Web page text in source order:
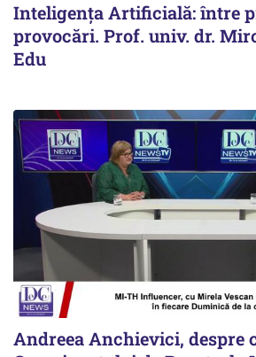
Inteligența Artificială: între
provocări. Prof. univ. dr.
Edu
Andreea Anchievici, despre